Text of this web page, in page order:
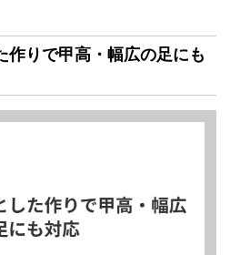
作りで甲高・幅広の足にも